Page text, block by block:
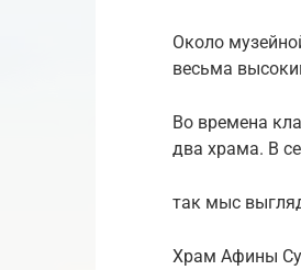
Около
весьма
Во времена
два храма. В
так мыс
Храм Афины